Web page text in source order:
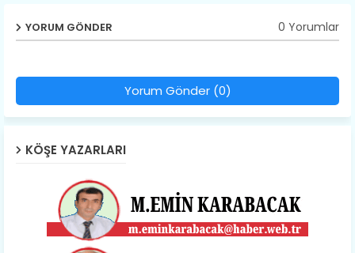
YORUM GÖNDER 0 Yorumlar
Yorum Gönder (0)
KÖŞE YAZARLARI